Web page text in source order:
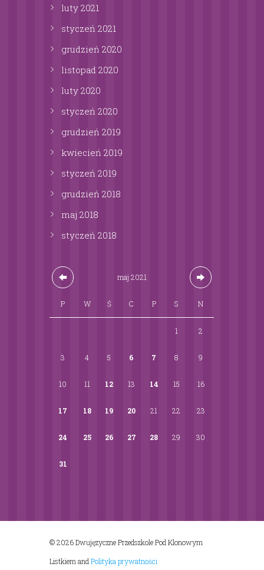
luty 2021
styczeń 2021
grudzień 2020
listopad 2020
luty 2020
styczeń 2020
grudzień 2019
kwiecień 2019
styczeń 2019
grudzień 2018
maj 2018
styczeń 2018
maj 2021
P W Ś C P S N
1 2
3 4 5 6 7 8 9
10 11 12 13 14 15 16
17 18 19 20 21 22 23
24 25 26 27 28 29 30
31
© 2026 Dwujęzyczne Przedszkole Pod Klonowym
Listkiem and Polityka prywatności